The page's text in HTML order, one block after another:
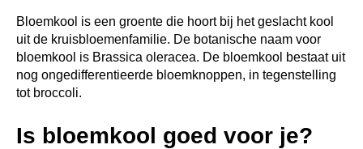
Bloemkool is een groente die hoort bij het geslacht kool
uit de kruisbloemenfamilie. De botanische naam voor
bloemkool is Brassica oleracea. De bloemkool bestaat uit
nog ongedifferentieerde bloemknoppen, in tegenstelling
tot broccoli.
Is bloemkool goed voor je?